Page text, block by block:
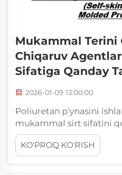
Mukammal Terini
Chiqaruv
Sifatiga Qanday
2026-01-09 13:00:00
Poliuretan p'ynasini
mukammal sirt sifatini
ishlab chiqaruvchilar
qiyinchiliklardan biri
Yakuniy mahsulotning
KO'PROQ KO'RISH